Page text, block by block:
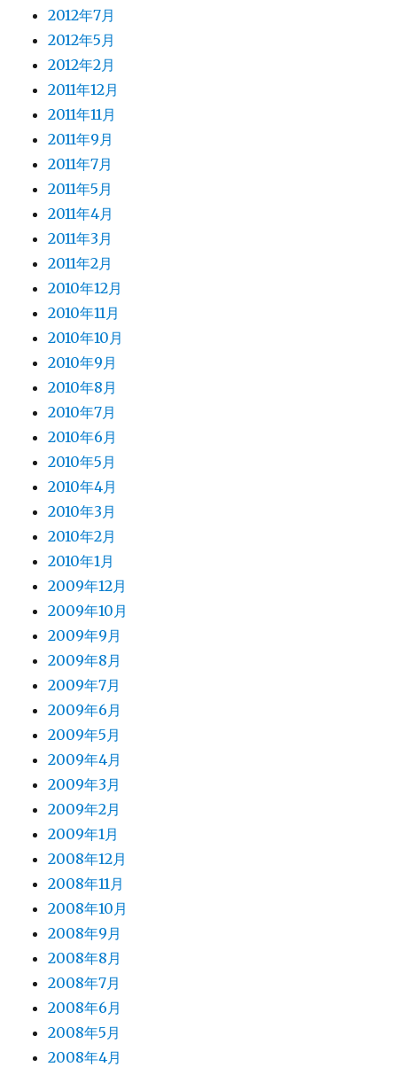
2012年7月
2012年5月
2012年2月
2011年12月
2011年11月
2011年9月
2011年7月
2011年5月
2011年4月
2011年3月
2011年2月
2010年12月
2010年11月
2010年10月
2010年9月
2010年8月
2010年7月
2010年6月
2010年5月
2010年4月
2010年3月
2010年2月
2010年1月
2009年12月
2009年10月
2009年9月
2009年8月
2009年7月
2009年6月
2009年5月
2009年4月
2009年3月
2009年2月
2009年1月
2008年12月
2008年11月
2008年10月
2008年9月
2008年8月
2008年7月
2008年6月
2008年5月
2008年4月